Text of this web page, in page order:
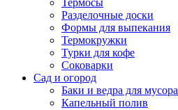
Термосы
Разделочные доски
Формы для выпекания
Термокружки
Турки для кофе
Соковарки
Сад и огород
Баки и ведра для мусора
Капельный полив